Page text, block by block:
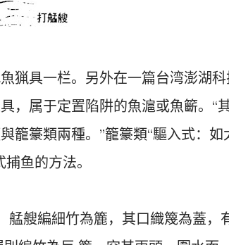
猟具一栏。另外在一篇台湾澎湖
，属于定置陷阱的魚滬或魚籪。“
籠籇類兩種。”籠籇類“驅入式：如
鱼的方法。
艋艘編細竹為簏，其口織篾為蓋，